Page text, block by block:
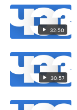
32:50
30:57